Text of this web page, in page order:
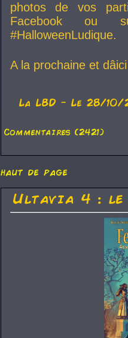
photos de vos
Facebook ou
#HalloweenLudique.
A la prochaine et
La LBD - Le 28/10/
Commentaires (2421)
haut de page
Ultavia 4 :